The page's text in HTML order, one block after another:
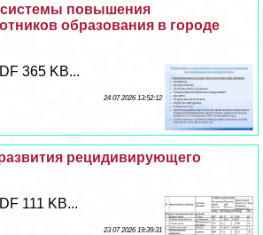
повышения
образования в городе
365 KB...
24 07 2026 13:52:12
рецидивирующего
111 KB...
23 07 2026 19:39:31